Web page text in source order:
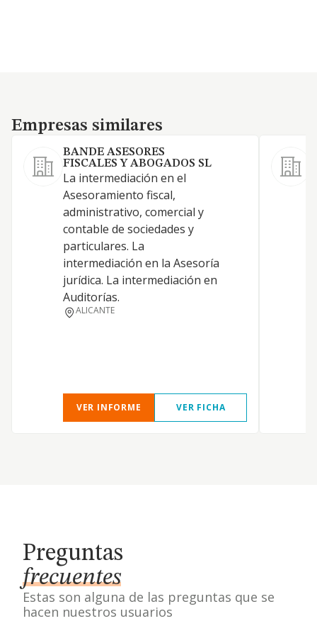
Empresas similares
Empresas similares
BANDE ASESORES
FISCALES Y ABOGADOS SL
La intermediación en el
Asesoramiento fiscal,
administrativo, comercial y
contable de sociedades y
particulares. La
intermediación en la Asesoría
jurídica. La intermediación en
Auditorías.
ALICANTE
VER INFORME VER FICHA
Preguntas
frecuentes
Estas son alguna de las preguntas que se
hacen nuestros usuarios